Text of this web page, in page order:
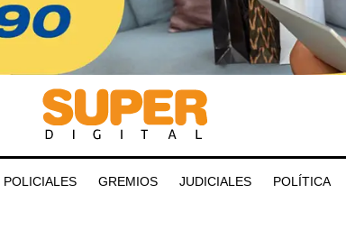
POLICIALES GREMIOS JUDICIALES POLÍTICA